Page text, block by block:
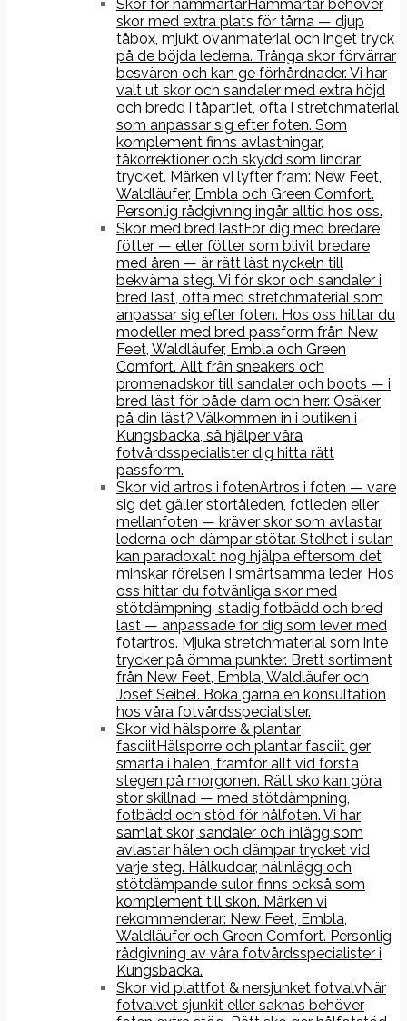
Skor för hammartårHammartår behöver
skor med extra plats för tårna — djup
tåbox, mjukt ovanmaterial och inget tryck
på de böjda lederna. Trånga skor förvärrar
besvären och kan ge förhårdnader. Vi har
valt ut skor och sandaler med extra höjd
och bredd i tåpartiet, ofta i stretchmaterial
som anpassar sig efter foten. Som
komplement finns avlastningar,
tåkorrektioner och skydd som lindrar
trycket. Märken vi lyfter fram: New Feet,
Waldläufer, Embla och Green Comfort.
Personlig rådgivning ingår alltid hos oss.
Skor med bred lästFör dig med bredare
fötter — eller fötter som blivit bredare
med åren — är rätt läst nyckeln till
bekväma steg. Vi för skor och sandaler i
bred läst, ofta med stretchmaterial som
anpassar sig efter foten. Hos oss hittar du
modeller med bred passform från New
Feet, Waldläufer, Embla och Green
Comfort. Allt från sneakers och
promenadskor till sandaler och boots — i
bred läst för både dam och herr. Osäker
på din läst? Välkommen in i butiken i
Kungsbacka, så hjälper våra
fotvårdsspecialister dig hitta rätt
passform.
Skor vid artros i fotenArtros i foten — vare
sig det gäller stortåleden, fotleden eller
mellanfoten — kräver skor som avlastar
lederna och dämpar stötar. Stelhet i sulan
kan paradoxalt nog hjälpa eftersom det
minskar rörelsen i smärtsamma leder. Hos
oss hittar du fotvänliga skor med
stötdämpning, stadig fotbädd och bred
läst — anpassade för dig som lever med
fotartros. Mjuka stretchmaterial som inte
trycker på ömma punkter. Brett sortiment
från New Feet, Embla, Waldläufer och
Josef Seibel. Boka gärna en konsultation
hos våra fotvårdsspecialister.
Skor vid hälsporre & plantar
fasciitHälsporre och plantar fasciit ger
smärta i hälen, framför allt vid första
stegen på morgonen. Rätt sko kan göra
stor skillnad — med stötdämpning,
fotbädd och stöd för hålfoten. Vi har
samlat skor, sandaler och inlägg som
avlastar hälen och dämpar trycket vid
varje steg. Hälkuddar, hälinlägg och
stötdämpande sulor finns också som
komplement till skon. Märken vi
rekommenderar: New Feet, Embla,
Waldläufer och Green Comfort. Personlig
rådgivning av våra fotvårdsspecialister i
Kungsbacka.
Skor vid plattfot & nersjunket fotvalvNär
fotvalvet sjunkit eller saknas behöver